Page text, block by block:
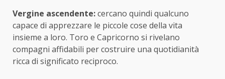
Vergine ascendente:cercano quindi qualcuno
capace di apprezzare le piccole cose della vita
insieme a loro. Toro e Capricorno si rivelano
compagni affidabili per costruire una quotidianità
ricca di significato reciproco.